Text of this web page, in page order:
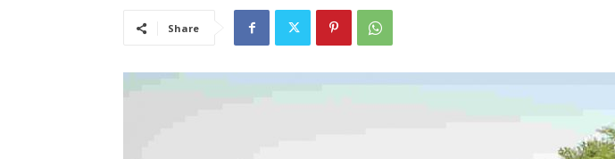
Share